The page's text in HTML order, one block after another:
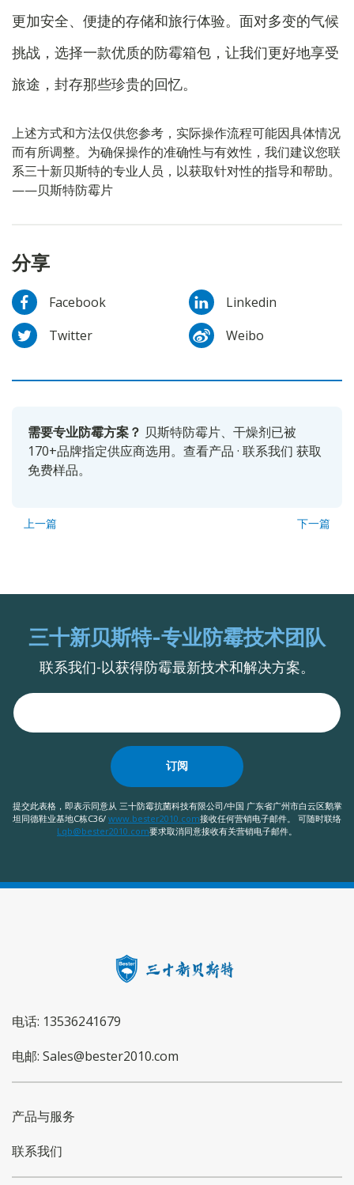
更加安全、便捷的存储和旅行体验。面对多变的气候
挑战，选择一款优质的防霉箱包，让我们更好地享受
旅途，封存那些珍贵的回忆。
上述方式和方法仅供您参考，实际操作流程可能因具体情况
而有所调整。为确保操作的准确性与有效性，我们建议您联
系三十新贝斯特的专业人员，以获取针对性的指导和帮助。
——贝斯特防霉片
分享
Facebook
Linkedin
Twitter
Weibo
需要专业防霉方案？ 贝斯特防霉片、干燥剂已被
170+品牌指定供应商选用。 查看产品 · 联系我们 获取
免费样品。
上一篇 下一篇
三十新贝斯特-专业防霉技术团队
联系我们-以获得防霉最新技术和解决方案。
订阅
提交此表格，即表示同意从 三十防霉抗菌科技有限公司/中国 广东省广州市白云区鹅掌
坦同德鞋业基地C栋C36/ www.bester2010.com接收任何营销电子邮件。 可随时联络
Lqb@bester2010.com要求取消同意接收有关营销电子邮件。
电话: 13536241679
电邮: Sales@bester2010.com
产品与服务
联系我们